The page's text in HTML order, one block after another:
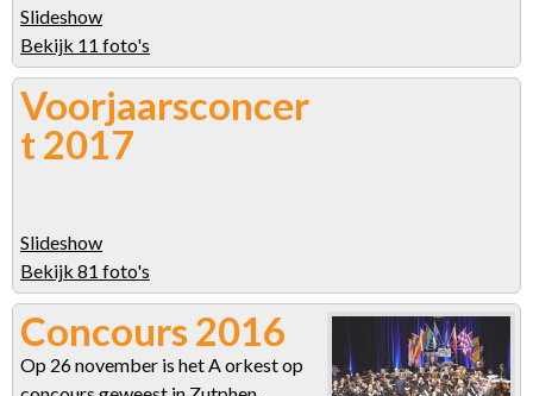
Slideshow
Bekijk 11 foto's
Voorjaarsconcer
t 2017
Slideshow
Bekijk 81 foto's
Concours 2016
Op 26 november is het A orkest op